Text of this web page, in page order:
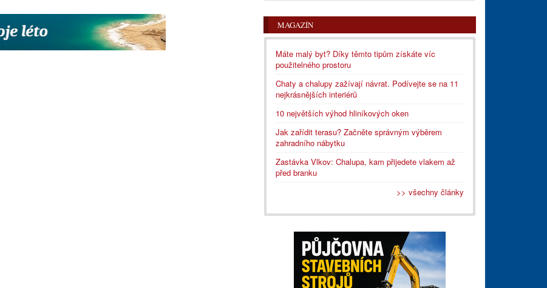
MAGAZÍN
Máte malý byt? Díky těmto tipům získáte víc
použitelného prostoru
Chaty a chalupy zažívají návrat. Podívejte se na 11
nejkrásnějších interiérů
10 největších výhod hliníkových oken
Jak zařídit terasu? Začněte správným výběrem
zahradního nábytku
Zastávka Vlkov: Chalupa, kam přijedete vlakem až
před branku
>> všechny články